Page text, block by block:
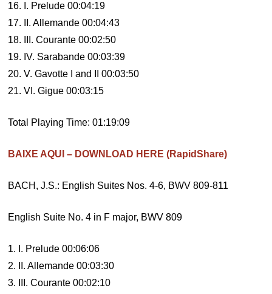
16. I. Prelude 00:04:19
17. II. Allemande 00:04:43
18. III. Courante 00:02:50
19. IV. Sarabande 00:03:39
20. V. Gavotte I and II 00:03:50
21. VI. Gigue 00:03:15
Total Playing Time: 01:19:09
BAIXE AQUI – DOWNLOAD HERE (RapidShare)
BACH, J.S.: English Suites Nos. 4-6, BWV 809-811
English Suite No. 4 in F major, BWV 809
1. I. Prelude 00:06:06
2. II. Allemande 00:03:30
3. III. Courante 00:02:10